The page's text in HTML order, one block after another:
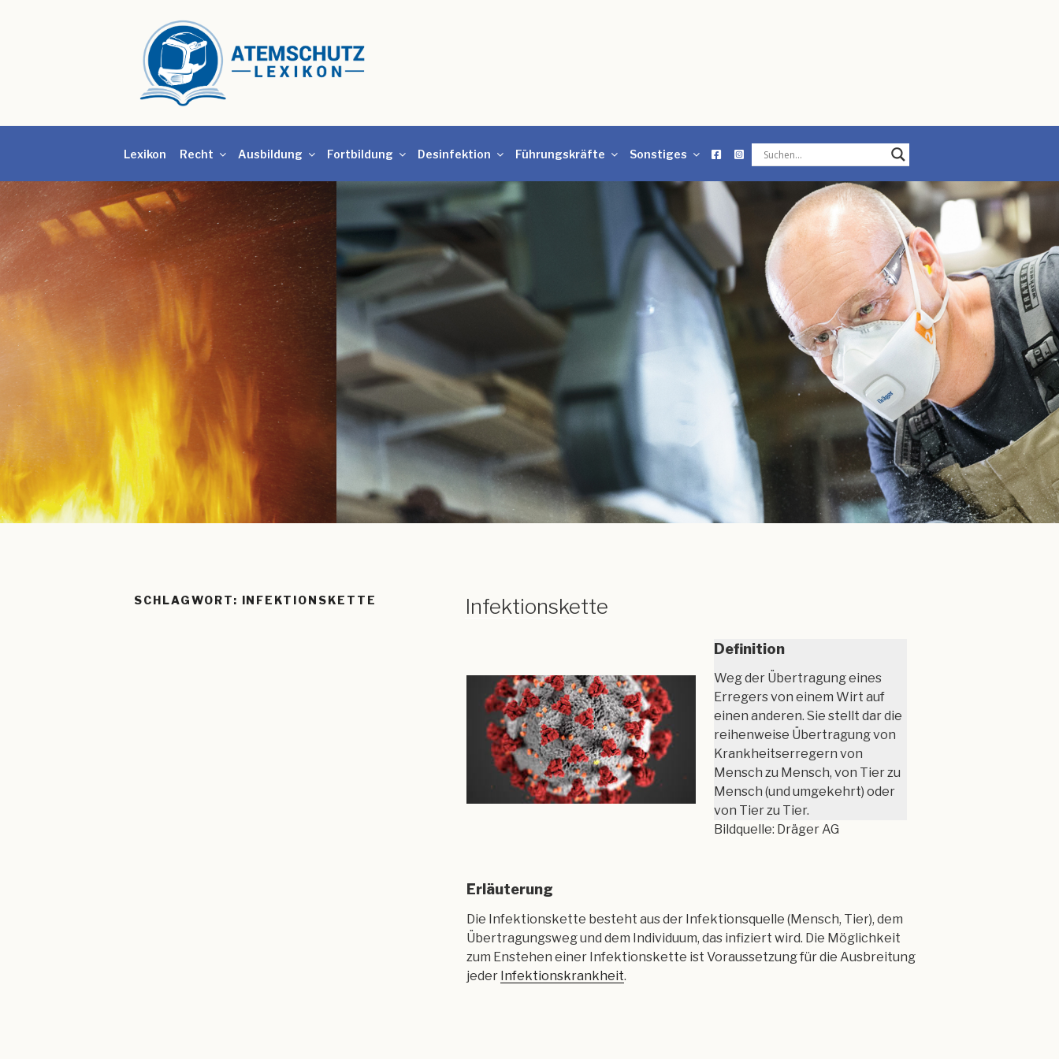
Lexikon Recht Ausbildung Fortbildung Desinfektion Führungskräfte Sonstiges
SCHLAGWORT: INFEKTIONSKETTE Infektionskette
Definition
Weg der Übertragung eines
Erregers von einem Wirt auf
einen anderen. Sie stellt dar die
reihenweise Übertragung von
Krankheitserregern von
Mensch zu Mensch, von Tier zu
Mensch (und umgekehrt) oder
von Tier zu Tier.
Bildquelle: Dräger AG
Erläuterung
Die Infektionskette besteht aus der Infektionsquelle (Mensch, Tier), dem
Übertragungsweg und dem Individuum, das infiziert wird. Die Möglichkeit
zum Enstehen einer Infektionskette ist Voraussetzung für die Aus­breitung
jeder Infektionskrankheit.